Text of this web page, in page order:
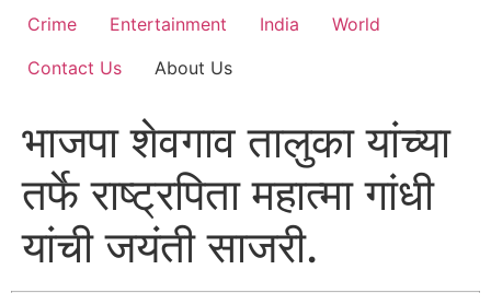
Crime
Entertainment India
World
Contact Us
About Us
भाजपा शेवगाव तालुका यांच्या
तर्फे राष्ट्रपिता महात्मा गांधी
यांची जयंती साजरी.